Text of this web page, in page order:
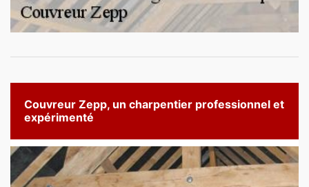
Couvreur Zepp, un charpentier professionnel et
expérimenté